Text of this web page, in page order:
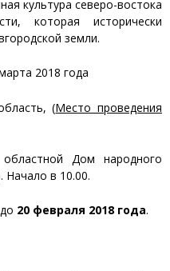
культура северо-востока
которая исторически
земли.
2018 года
(Место проведения
Дом народного
Начало в 10.00.
20 февраля 2018 года.